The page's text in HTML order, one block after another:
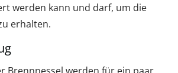
werden kann und darf, um die
erhalten.